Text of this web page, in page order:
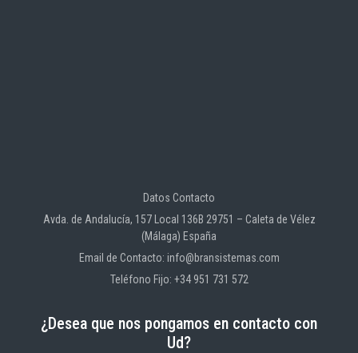
Datos Contacto
Avda. de Andalucía, 157 Local 136B 29751 – Caleta de Vélez
(Málaga) España
Email de Contacto: info@bransistemas.com
Teléfono Fijo: +34 951 731 572
¿Desea que nos pongamos en contacto con
Ud?